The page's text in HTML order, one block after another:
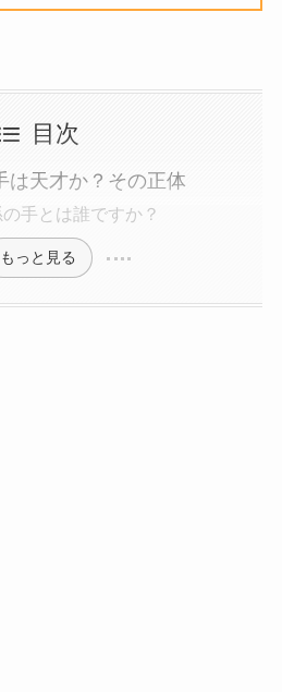
目次
は天才か？その正体
手とは誰ですか？
もっと見る